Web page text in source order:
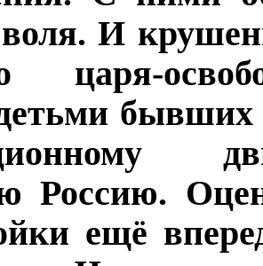
воля. И
царя-
Россию.
ещё